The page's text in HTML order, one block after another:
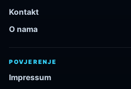
Kontakt
O nama
POVJERENJE
Impressum